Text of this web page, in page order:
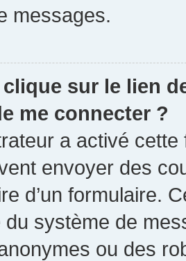
messages.
sur le lien
me connecter ?
a activé
envoyer des
d’un formulaire.
du système de
ou des